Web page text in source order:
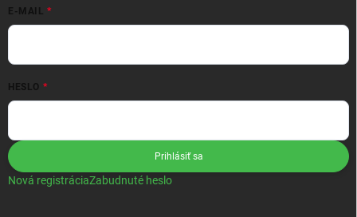
E-MAIL
HESLO
Prihlásiť sa
Nová registráciaZabudnuté heslo